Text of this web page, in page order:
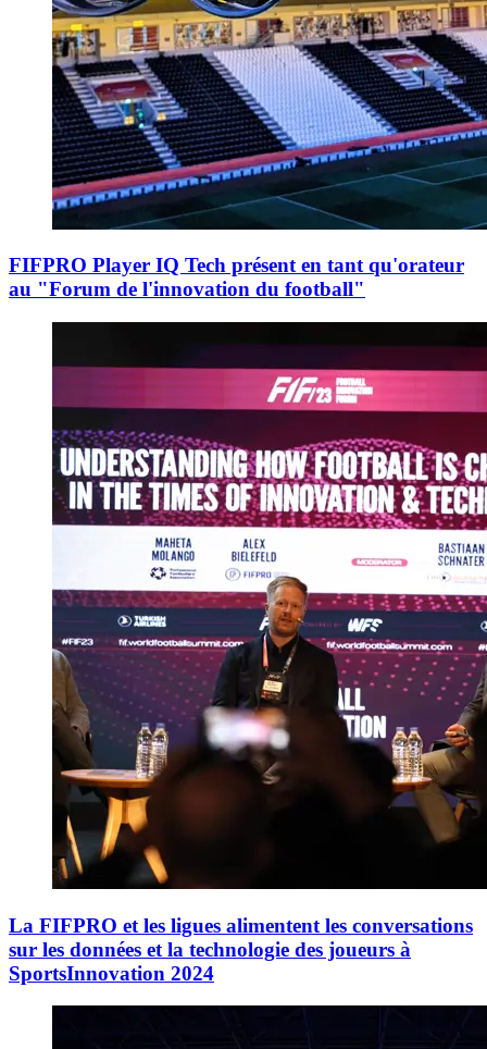
FIFPRO Player IQ Tech présent en tant qu'orateur
au "Forum de l'innovation du football"
La FIFPRO et les ligues alimentent les conversations
sur les données et la technologie des joueurs à
SportsInnovation 2024